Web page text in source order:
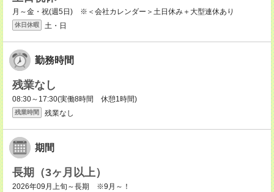
月～金・祝(週5日) ※＜会社カレンダー＞土日休み＋大型連休あり
休日休暇 土・日
勤務時間
残業なし
08:30～17:30(実働8時間 休憩1時間)
残業時間 残業なし
期間
長期（3ヶ月以上）
2026年09月上旬～長期 ※9月～！